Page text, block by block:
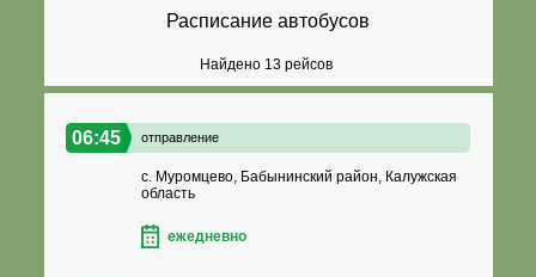
Расписание автобусов
Найдено 13 рейсов
06:45 отправление
с. Муромцево, Бабынинский район, Калужская
область
ежедневно